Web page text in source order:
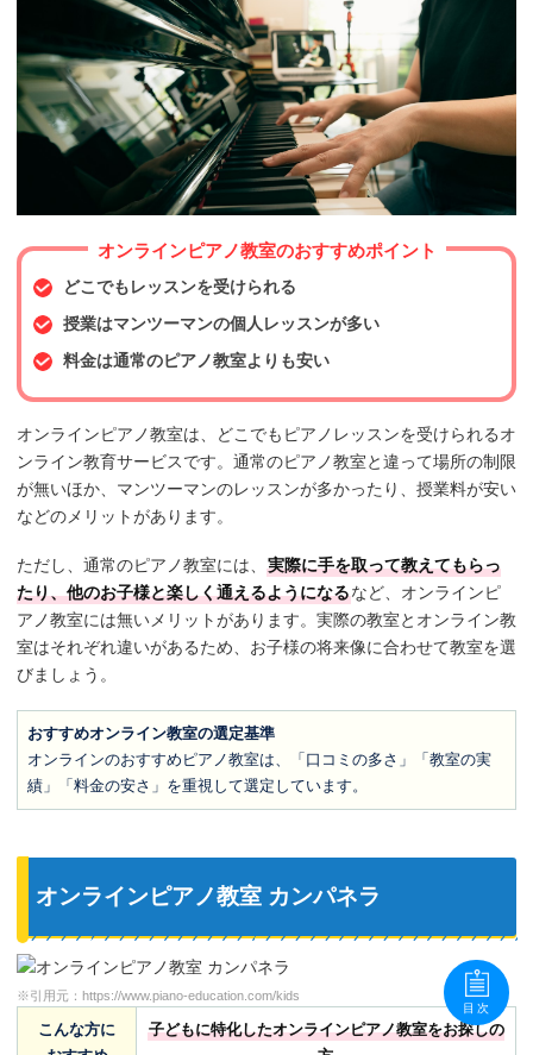
オンラインピアノ教室のおすすめポイント
どこでもレッスンを受けられる
授業はマンツーマンの個人レッスンが多い
料金は通常のピアノ教室よりも安い
オンラインピアノ教室は、どこでもピアノレッスンを受けられるオ
ンライン教育サービスです。通常のピアノ教室と違って場所の制限
が無いほか、マンツーマンのレッスンが多かったり、授業料が安い
などのメリットがあります。
ただし、通常のピアノ教室には、 実際に手を取って教えてもらっ
たり、他のお子様と楽しく通えるようになるなど、オンラインピ
アノ教室には無いメリットがあります。実際の教室とオンライン教
室はそれぞれ違いがあるため、お子様の将来像に合わせて教室を選
びましょう。
おすすめオンライン教室の選定基準
オンラインのおすすめピアノ教室は、「口コミの多さ」「教室の実
績」「料金の安さ」を重視して選定しています。
オンラインピアノ教室 カンパネラ
※引用元： https://www.piano-education.com/kids
こんな方に
子どもに特化したオンラインピアノ教室をお探しの
目次